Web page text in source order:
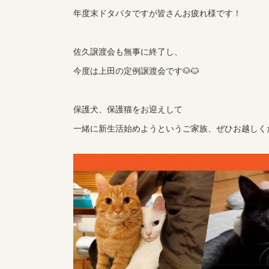
年度末ドタバタですが皆さんお疲れ様です！
佐久譲渡会も無事に終了し、
今度は上田の定例譲渡会です🐶🐱
保護犬、保護猫をお迎えして
一緒に新生活始めようというご家族、ぜひお越し